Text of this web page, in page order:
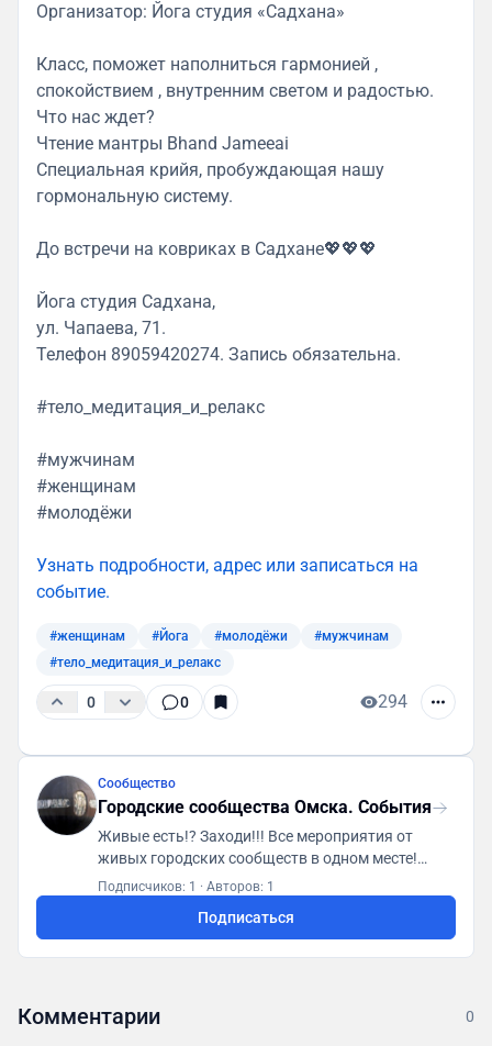
Организатор: Йога студия «Садхана»
Класс, поможет наполниться гармонией ,
спокойствием , внутренним светом и радостью.
Что нас ждет?
Чтение мантры Bhand Jameeai
Специальная крийя, пробуждающая нашу
гормональную систему.
До встречи на ковриках в Садхане💖💖💖
Йога студия Садхана,
ул. Чапаева, 71.
Телефон 89059420274. Запись обязательна.
#тело_медитация_и_релакс
#мужчинам
#женщинам
#молодёжи
Узнать подробности, адрес или записаться на
событие.
#женщинам #Йога #молодёжи
#мужчинам
#тело_медитация_и_релакс
0 0 294
Сообщество
Городские сообщества Омска. События
Живые есть!? Заходи!!! Все мероприятия от
живых городских сообществ в одном месте!
Первая городская платформа "ГСА. Генератор
https://t.me/gsaomsk_bot
Подписчиков: 1 · Авторов: 1
Подписаться
Комментарии 0